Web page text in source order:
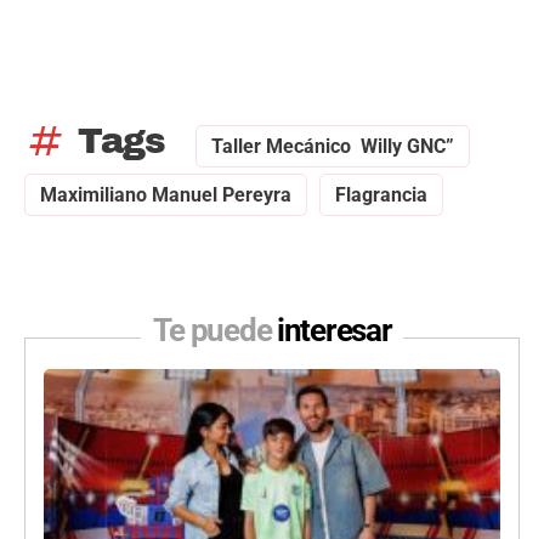
tag Tags Taller Mecánico Willy GNC”
Maximiliano Manuel Pereyra Flagrancia
Te puedeinteresar